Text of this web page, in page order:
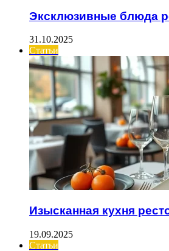
Эксклюзивные блюда
31.10.2025
Статьи
Изысканная кухня
19.09.2025
Статьи